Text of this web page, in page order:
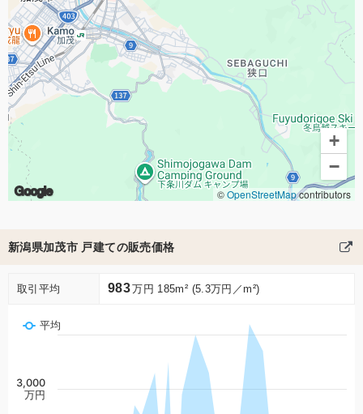
Google
+
−
©OpenStreetMapcontributors
新潟県加茂市 戸建ての販売価格
取引平均 983万円 185m² (5.3万円／m²)
平均
3,000
万円